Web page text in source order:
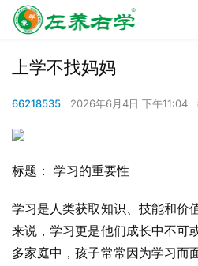
上学不找妈妈
66218535 2026年6月4日 下午11:04
标题： 学习的重要性
学习是人类获取知识、技能和价
来说，学习更是他们成长中不可
多家庭中，孩子常常因为学习而